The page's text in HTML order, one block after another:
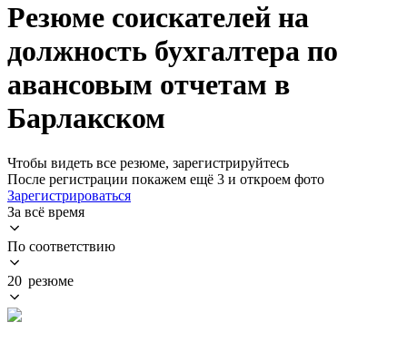
Резюме соискателей на
должность бухгалтера по
авансовым отчетам в
Барлакском
Чтобы видеть все резюме, зарегистрируйтесь
После регистрации покажем ещё 3 и откроем фото
Зарегистрироваться
За всё время
По соответствию
20 резюме